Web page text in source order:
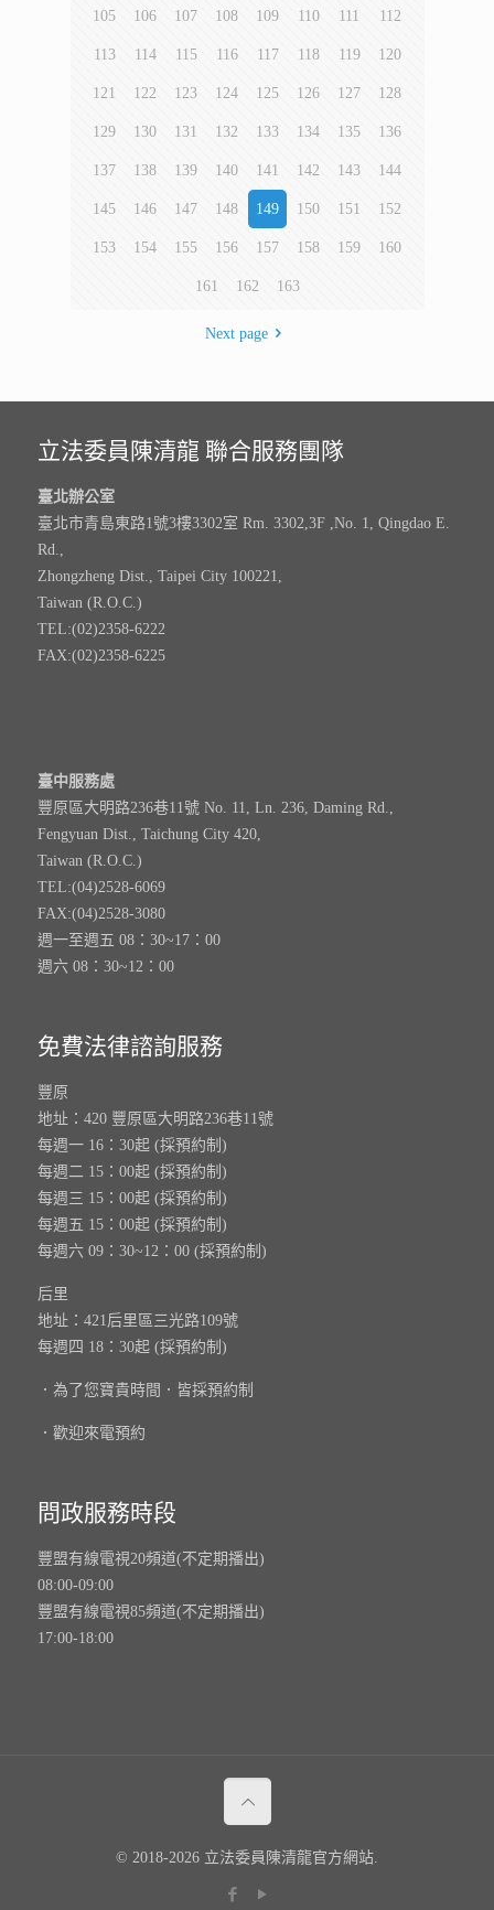
105 106 107 108 109 110 111 112
113 114 115 116 117 118 119 120
121 122 123 124 125 126 127 128
129 130 131 132 133 134 135 136
137 138 139 140 141 142 143 144
145 146 147 148 149 150 151 152
153 154 155 156 157 158 159 160
161 162 163
Next page
立法委員陳清龍 聯合服務團隊
臺北辦公室
臺北市青島東路1號3樓3302室 Rm. 3302,3F ,No. 1, Qingdao E.
Rd.,
Zhongzheng Dist., Taipei City 100221,
Taiwan (R.O.C.)
TEL:(02)2358-6222
FAX:(02)2358-6225
臺中服務處
豐原區大明路236巷11號 No. 11, Ln. 236, Daming Rd.,
Fengyuan Dist., Taichung City 420,
Taiwan (R.O.C.)
TEL:(04)2528-6069
FAX:(04)2528-3080
週一至週五 08：30~17：00
週六 08：30~12：00
免費法律諮詢服務
豐原
地址：420 豐原區大明路236巷11號
每週一 16：30起 (採預約制)
每週二 15：00起 (採預約制)
每週三 15：00起 (採預約制)
每週五 15：00起 (採預約制)
每週六 09：30~12：00 (採預約制)
后里
地址：421后里區三光路109號
每週四 18：30起 (採預約制)
．為了您寶貴時間．皆採預約制
．歡迎來電預約
問政服務時段
豐盟有線電視20頻道(不定期播出)
08:00-09:00
豐盟有線電視85頻道(不定期播出)
17:00-18:00
© 2018-2026 立法委員陳清龍官方網站.